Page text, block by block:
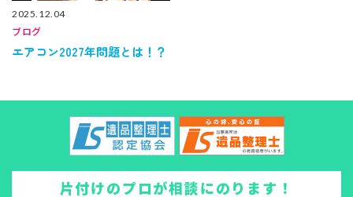
2025.12.04
ブログ
エアコン2027年問題とは！？
片付けのプロが相談にのります！